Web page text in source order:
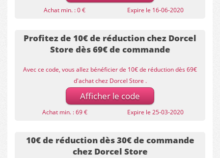
Achat min. : 0 € Expire le 16-06-2020
Profitez de 10€ de réduction chez Dorcel
Store dès 69€ de commande
Avec ce code, vous allez bénéficier de 10€ de réduction dès 69€
d'achat chez Dorcel Store .
Afficher le code
Achat min. : 69 € Expire le 25-03-2020
10€ de réduction dès 30€ de commande
chez Dorcel Store